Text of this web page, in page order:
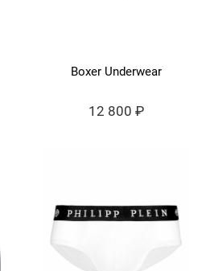
Boxer Underwear
12 800 ₽